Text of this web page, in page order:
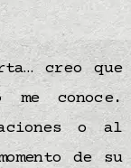
creo que
conoce.
o al
de su